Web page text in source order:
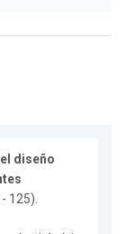
diseño
125).